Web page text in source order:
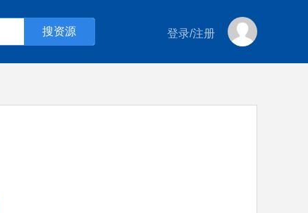
登录/注册